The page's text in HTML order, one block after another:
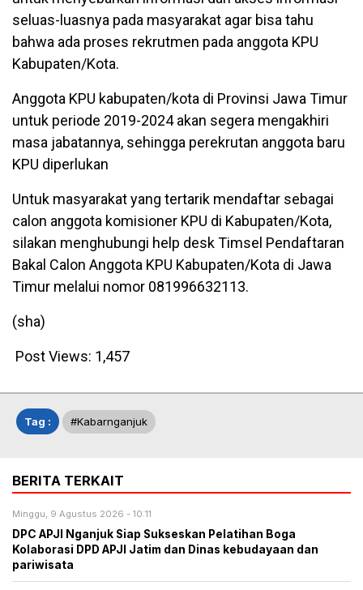
seluas-luasnya pada masyarakat agar bisa tahu
bahwa ada proses rekrutmen pada anggota KPU
Kabupaten/Kota.
Anggota KPU kabupaten/kota di Provinsi Jawa Timur
untuk periode 2019-2024 akan segera mengakhiri
masa jabatannya, sehingga perekrutan anggota baru
KPU diperlukan
Untuk masyarakat yang tertarik mendaftar sebagai
calon anggota komisioner KPU di Kabupaten/Kota,
silakan menghubungi help desk Timsel Pendaftaran
Bakal Calon Anggota KPU Kabupaten/Kota di Jawa
Timur melalui nomor 081996632113.
(sha)
Post Views: 1,457
Tag : #kabarnganjuk
BERITA TERKAIT
Minggu, 9 Agustus 2026 - 10:11
DPC APJI Nganjuk Siap Sukseskan Pelatihan Boga
Kolaborasi DPD APJI Jatim dan Dinas kebudayaan dan
pariwisata